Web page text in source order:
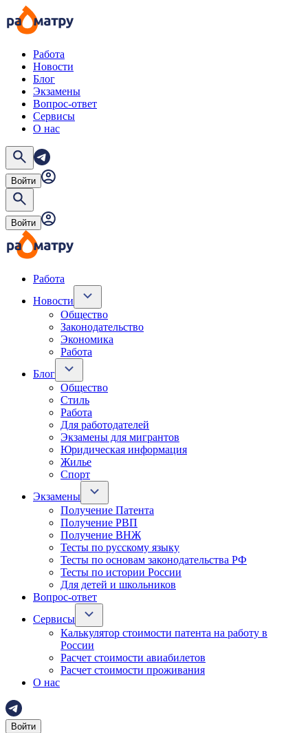
Работа
Новости
Блог
Экзамены
Вопрос-ответ
Сервисы
О нас
Войти
Войти
Работа
Новости
Общество
Законодательство
Экономика
Работа
Блог
Общество
Стиль
Работа
Для работодателей
Экзамены для мигрантов
Юридическая информация
Жилье
Спорт
Экзамены
Получение Патента
Получение РВП
Получение ВНЖ
Тесты по русскому языку
Тесты по основам законодательства РФ
Тесты по истории России
Для детей и школьников
Вопрос-ответ
Сервисы
Калькулятор стоимости патента на работу в
России
Расчет стоимости авиабилетов
Расчет стоимости проживания
О нас
Войти